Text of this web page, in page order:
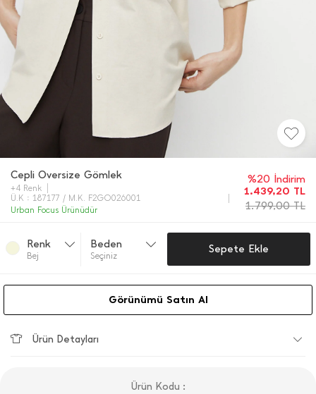
Cepli Oversize Gömlek
+4 Renk
Ü.K : 187177 / M.K. F2GO026001
Urban Focus Ürünüdür
%20 İndirim
1.439,20 TL
1.799,00TL
Renk
Bej
Beden
Seçiniz
Sepete Ekle
Görünümü Satın Al
Ürün Detayları
Ürün Kodu :